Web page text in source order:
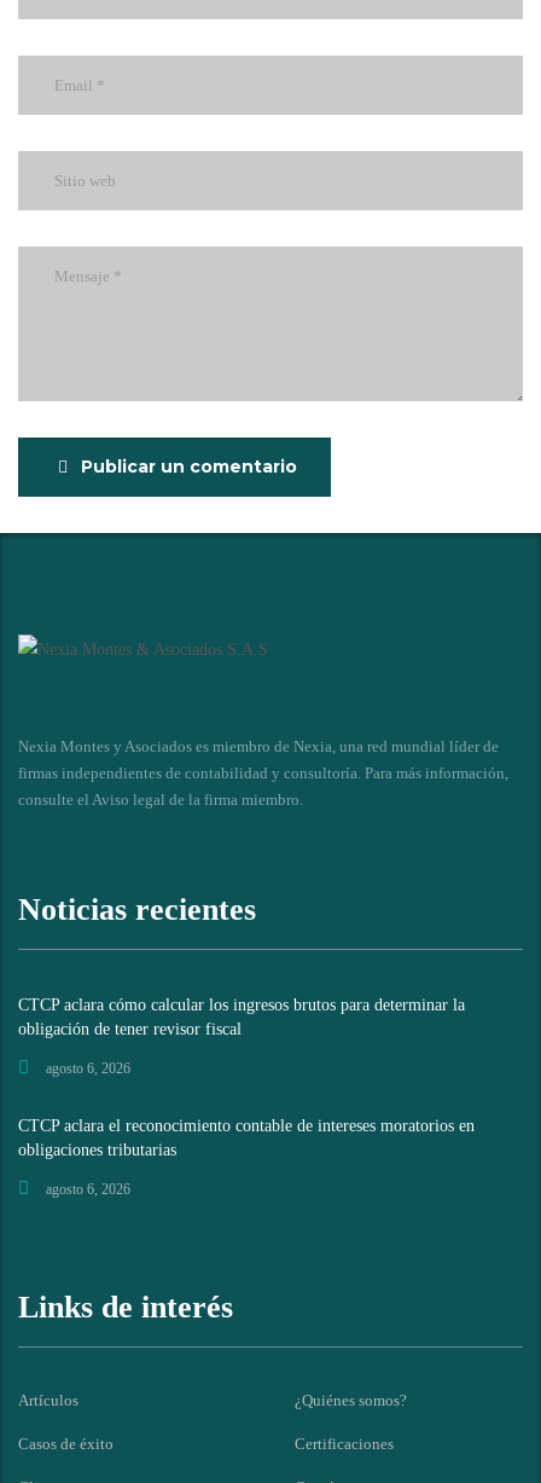
Publicar un comentario
Nexia Montes y Asociados es miembro de Nexia, una red mundial líder de
firmas independientes de contabilidad y consultoría. Para más información,
consulte el Aviso legal de la firma miembro.
Noticias recientes
CTCP aclara cómo calcular los ingresos brutos para determinar la
obligación de tener revisor fiscal
agosto 6, 2026
CTCP aclara el reconocimiento contable de intereses moratorios en
obligaciones tributarias
agosto 6, 2026
Links de interés
Artículos ¿Quiénes somos?
Casos de éxito Certificaciones